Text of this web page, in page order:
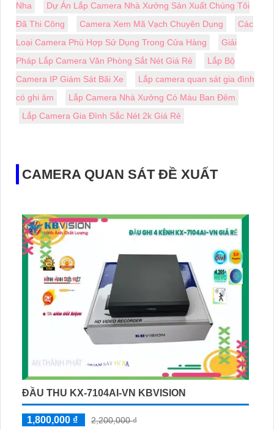
Nha
Dự Án Lắp Camera Nhà Xưởng Sản Xuất Chúng Tôi
Đã Thi Công
Camera Xem Mã Vạch Chuyên Dụng
Các
Loại Camera Phù Hợp Sử Dụng Trong Cửa Hàng
Giải
Pháp Lắp Camera Văn Phòng Sắt Nét Giá Rẻ
Lắp Bộ
Camera IP Giám Sát Bãi Xe
Lắp camera quan sát gia đình
có ghi âm
Lắp Camera Nhà Xưởng Có Màu Ban Đêm
Lắp Camera Gia Đình Sắc Nét 2k Giá Rẻ
CAMERA QUAN SÁT ĐỀ XUẤT
ĐẦU THU KX-7104AI-VN KBVISION
1,800,000 ₫
2,200,000 ₫